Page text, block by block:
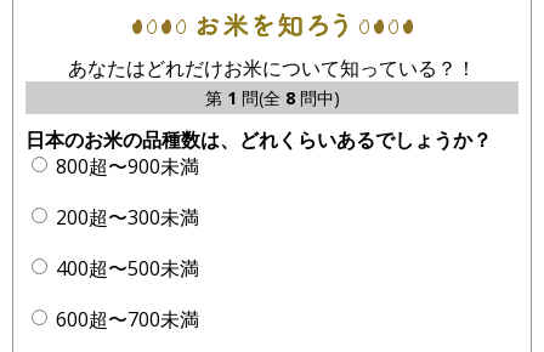
あなたはどれだけお米について知っている？！
第 1 問(全 8問中)
日本のお米の品種数は、どれくらいあるでしょうか？
800超〜900未満
200超〜300未満
400超〜500未満
600超〜700未満